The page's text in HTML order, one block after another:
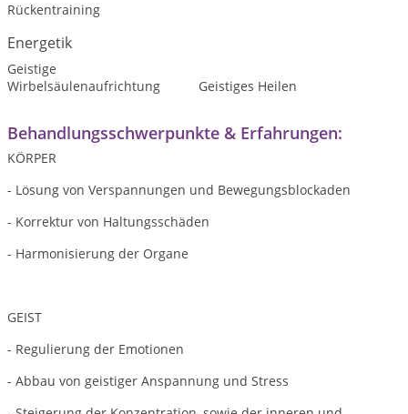
Rückentraining
Energetik
Geistige
Wirbelsäulenaufrichtung
Geistiges Heilen
Behandlungsschwerpunkte & Erfahrungen:
KÖRPER
- Lösung von Verspannungen und Bewegungsblockaden
- Korrektur von Haltungsschäden
- Harmonisierung der Organe
GEIST
- Regulierung der Emotionen
- Abbau von geistiger Anspannung und Stress